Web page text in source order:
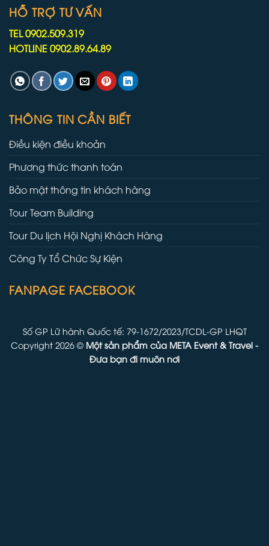
HỖ TRỢ TƯ VẤN
TEL 0902.509.319
HOTLINE 0902.89.64.89
THÔNG TIN CẦN BIẾT
Điều kiện điều khoản
Phương thức thanh toán
Bảo mật thông tin khách hàng
Tour Team Building
Tour Du lịch Hội Nghị Khách Hàng
Công Ty Tổ Chức Sự Kiện
FANPAGE FACEBOOK
Số GP Lữ hành Quốc tế: 79-1672/2023/TCDL-GP LHQT
Copyright 2026 © Một sản phẩm của META Event & Travel -
Đưa bạn đi muôn nơi